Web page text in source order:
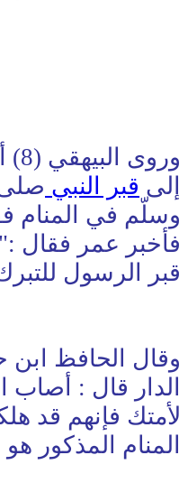
إلى قبر النبي صلى
وسلّم في المنام
فأخبر عمر فقال
قبر الرسول
الدار قال :
لأمتك فإنهم قد
المنام المذكور